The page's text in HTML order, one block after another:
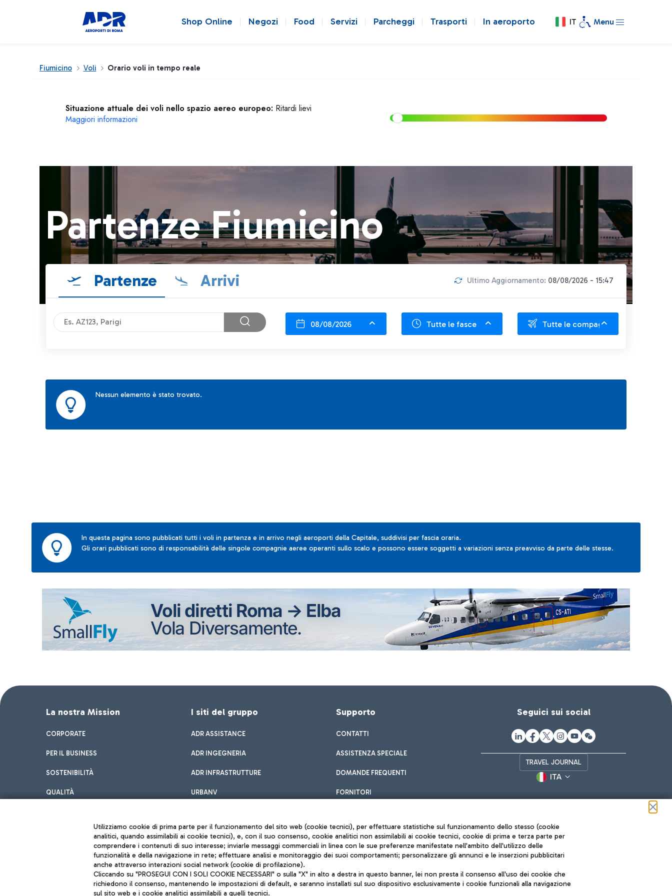
Shop Online Negozi Food Servizi Parcheggi Trasporti In aeroporto IT Menu
Fiumicino Voli Orario voli in tempo reale
Situazione attuale dei voli nello spazio aereo europeo: Ritardi lievi
Maggiori informazioni
Partenze Fiumicino
Partenze Arrivi Ultimo Aggiornamento: 08/08/2026 - 15:47
08/08/2026 Tutte le fasce Tutte le compagnie
Nessun elemento è stato trovato.
In questa pagina sono pubblicati tutti i voli in partenza e in arrivo negli aeroporti della Capitale, suddivisi per fascia oraria.
Gli orari pubblicati sono di responsabilità delle singole compagnie aeree operanti sullo scalo e possono essere soggetti a variazioni senza preavviso da parte delle stesse.
La nostra Mission
CORPORATE
PER IL BUSINESS
SOSTENIBILITÀ
QUALITÀ
I siti del gruppo
ADR ASSISTANCE
ADR INGEGNERIA
ADR INFRASTRUTTURE
URBANV
Supporto
CONTATTI
ASSISTENZA SPECIALE
DOMANDE FREQUENTI
FORNITORI
Seguici sui social
TRAVEL JOURNAL
ITA
Note legali
Mappa sito
Roma FCO
L'aeroporto stellato
Utilizziamo cookie di prima parte per il funzionamento del sito web (cookie tecnici), per effettuare statistiche sul funzionamento dello stesso (cookie
analitici, quando assimilabili ai cookie tecnici), e, con il suo consenso, cookie analitici non assimilabili ai cookie tecnici, cookie di prima e terza parte per
comprendere i contenuti di suo interesse; inviarle messaggi commerciali in linea con le sue preferenze manifestate nell'ambito dell'utilizzo delle
funzionalità e della navigazione in rete; effettuare analisi e monitoraggio dei suoi comportamenti; personalizzare gli annunci e le inserzioni pubblicitari
anche attraverso interazioni social network (cookie di profilazione).
Cliccando su "PROSEGUI CON I SOLI COOKIE NECESSARI" o sulla "X" in alto a destra in questo banner, lei non presta il consenso all'uso dei cookie che
richiedono il consenso, mantenendo le impostazioni di default, e saranno installati sul suo dispositivo esclusivamente i cookie funzionali alla navigazione
sul sito web e i cookie analitici assimilabili a quelli tecnici.